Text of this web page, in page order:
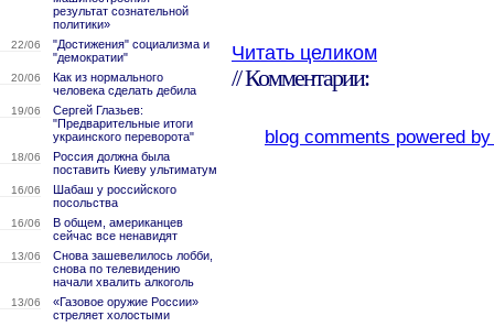
результат сознательной
политики»
22/06
"Достижения" социализма и
"демократии"
20/06
Как из нормального
человека сделать дебила
19/06
Сергей Глазьев:
"Предварительные итоги
украинского переворота"
18/06
Россия должна была
поставить Киеву ультиматум
16/06
Шабаш у российского
посольства
16/06
В общем, американцев
сейчас все ненавидят
13/06
Снова зашевелилось лобби,
снова по телевидению
начали хвалить алкоголь
13/06
«Газовое оружие России»
стреляет холостыми
Читать целиком
// Комментарии:
blog comments powered